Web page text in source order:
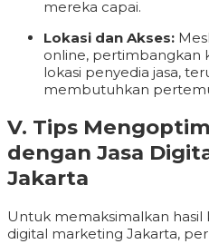
mereka capai.
Lokasi dan Akses:
online, pertimbangkan
lokasi penyedia jasa,
membutuhkan
V. Tips
dengan Jasa
Jakarta
Untuk memaksimalkan hasil
digital marketing Jakarta,